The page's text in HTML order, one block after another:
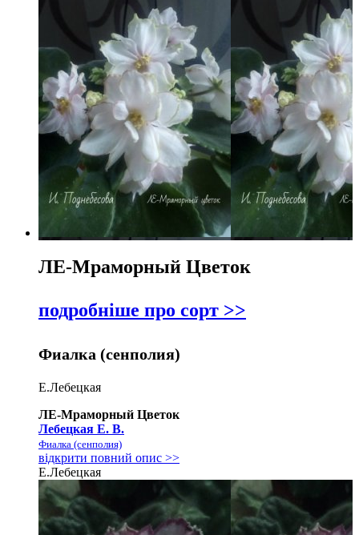
ЛЕ-Мраморный Цветок
подробніше про сорт >>
Фиалка (сенполия)
Е.Лебецкая
ЛЕ-Мраморный Цветок
Лебецкая Е. В.
Фиалка (сенполия)
відкрити повний опис >>
Е.Лебецкая